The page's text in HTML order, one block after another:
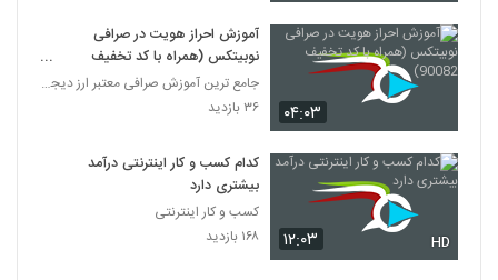
۰۴:۰۳
آموزش احراز هویت در صرافی
نوبیتکس (همراه با کد تخفیف
90082)
جامع ترین آموزش صرافی معتبر ارز دیجیتال نوبیتکس
۳۶ بازدید
۱۲:۰۳ HD
کدام کسب و کار اینترنتی درآمد
بیشتری دارد
کسب و کار اینترنتی
۱۶۸ بازدید